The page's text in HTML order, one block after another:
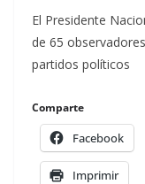
El Presidente
de 65
partidos políticos
Comparte
Facebook
Imprimir